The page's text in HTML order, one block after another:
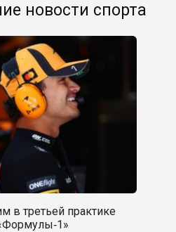
новости спорта
в третьей практике